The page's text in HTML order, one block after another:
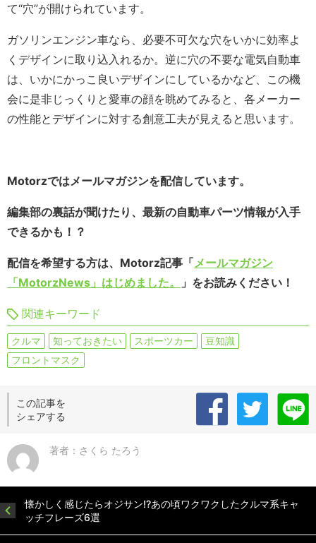
て“穴”が開けられています。
ガソリンエンジン車なら、必要不可欠な穴をいかに効率よ
くデザインに取り込入れるか。逆に穴の不要な電気自動車
は、いかにかっこ良いデザインにしているかなど、この機
会に是非じっくりと愛車の顔を眺めてみると、各メーカー
の性能とデザインに対する創意工夫が見えると思います。
Motorzではメールマガジンを配信しています。
編集部の裏話が聞けたり、最新の自動車パーツ情報が入手
できるかも！？
配信を希望する方は、Motorz記事「 メールマガジン
「MotorzNews」はじめました。
」をお読みください！
関連キーワード
クルマ 知っておきたい スポーツカー
豆知識
フロントマスク
この記事を
シェアする
著者：さくら たろう
懐かしく感じたらオジサン!?あの頃ワクワクしたクルマ系キャ
ッチフレーズ6選